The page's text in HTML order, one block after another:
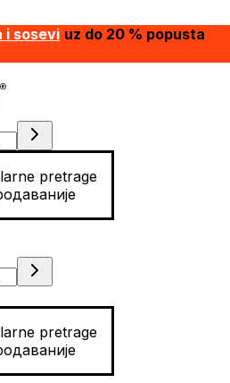
i sosevi uz do 20 % popusta
pretrage
pretrage